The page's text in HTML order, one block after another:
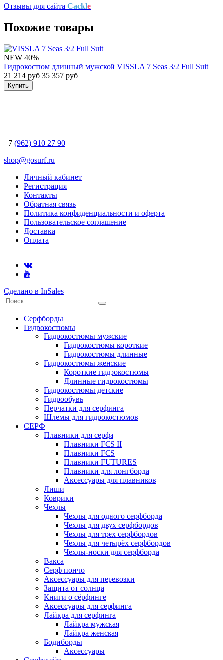
Отзывы для сайта Cackle
Похожие товары
NEW 40%
Гидрокостюм длинный мужской VISSLA 7 Seas 3/2 Full Suit
21 214 руб 35 357 руб
Купить
+7 (962) 910 27 90
shop@gosurf.ru
Личный кабинет
Регистрация
Контакты
Обратная связь
Политика конфиденциальности и оферта
Пользовательское соглашение
Доставка
Оплата
Сделано в InSales
Серфборды
Гидрокостюмы
Гидрокостюмы мужские
Гидрокостюмы короткие
Гидрокостюмы длинные
Гидрокостюмы женские
Короткие гидрокостюмы
Длинные гидрокостюмы
Гидрокостюмы детские
Гидрообувь
Перчатки для серфинга
Шлемы для гидрокостюмов
СЕРФ
Плавники для серфа
Плавники FCS II
Плавники FCS
Плавники FUTURES
Плавники для лонгборда
Аксессуары для плавников
Лиши
Коврики
Чехлы
Чехлы для одного серфборда
Чехлы для двух серфбордов
Чехлы для трех серфбордов
Чехлы для четырёх серфбордов
Чехлы-носки для серфборда
Вакса
Серф пончо
Аксессуары для перевозки
Защита от солнца
Книги о сёрфинге
Аксессуары для серфинга
Лайкра для серфинга
Лайкра мужская
Лайкра женская
Бодиборды
Аксессуары